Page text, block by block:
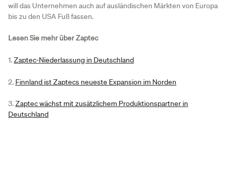
will das Unternehmen auch auf ausländischen Märkten von Europa
bis zu den USA Fuß fassen.
Lesen Sie mehr über Zaptec
1.Zaptec-Niederlassung in Deutschland
2. Finnland ist Zaptecs neueste Expansion im Norden
3.Zaptec wächst mit zusätzlichem Produktionspartner in
Deutschland